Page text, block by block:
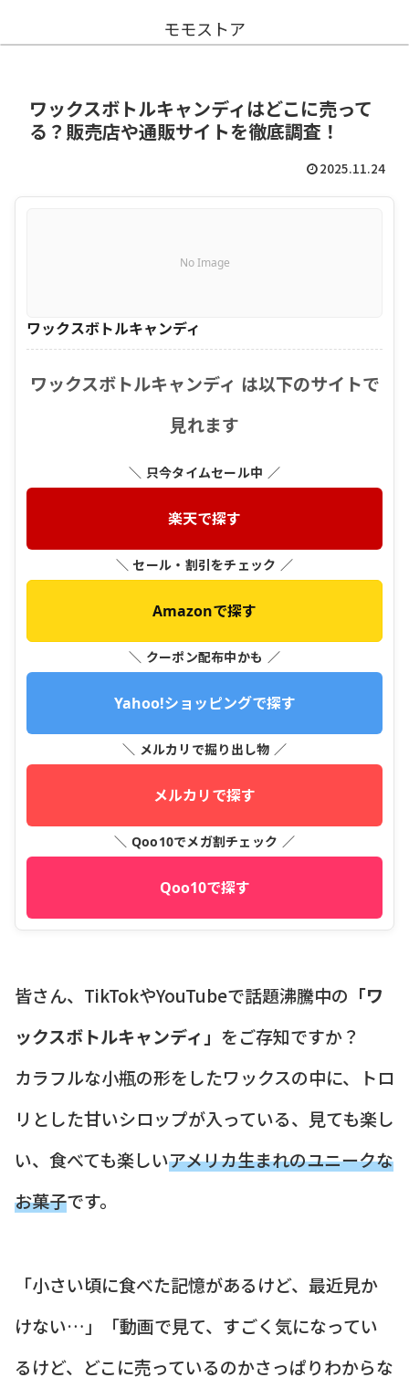
モモストア
ワックスボトルキャンディはどこに売って
る？販売店や通販サイトを徹底調査！
2025.11.24
No Image
ワックスボトルキャンディ
ワックスボトルキャンディ は以下のサイトで
見れます
＼ 只今タイムセール中 ／
楽天で探す
＼ セール・割引をチェック ／
Amazonで探す
＼ クーポン配布中かも ／
Yahoo!ショッピングで探す
＼ メルカリで掘り出し物 ／
メルカリで探す
＼ Qoo10でメガ割チェック ／
Qoo10で探す
皆さん、TikTokやYouTubeで話題沸騰中の 「ワ
ックスボトルキャンディ」 をご存知ですか？
カラフルな小瓶の形をしたワックスの中に、トロ
リとした甘いシロップが入っている、見ても楽し
い、食べても楽しいアメリカ生まれのユニークな
お菓子です。
「小さい頃に食べた記憶があるけど、最近見か
けない…」「動画で見て、すごく気になってい
るけど、どこに売っているのかさっぱりわからな